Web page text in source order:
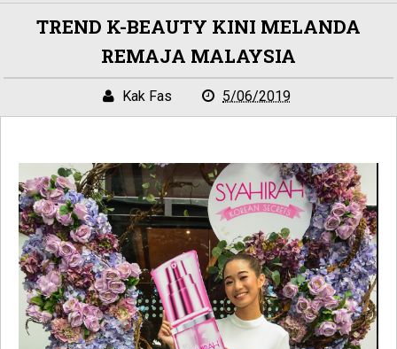
TREND K-BEAUTY KINI MELANDA
REMAJA MALAYSIA
Kak Fas 5/06/2019